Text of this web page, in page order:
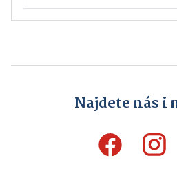
Najdete nás i